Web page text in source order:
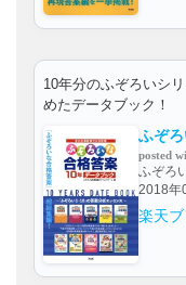
10年分のふぞろいシ
めたデータブック！
ふぞ
posted
ふぞろ
2018年
楽天